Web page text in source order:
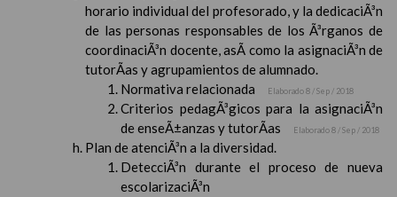
horario individual del profesorado, y la dedicaciÃ³n
de las personas responsables de los Ã³rganos de
coordinaciÃ³n docente, asÃ­ como la asignaciÃ³n de
tutorÃ­as y agrupamientos de alumnado.
Normativa relacionada
Elaborado 8 / Sep / 2018
Criterios pedagÃ³gicos para la asignaciÃ³n
de enseÃ±anzas y tutorÃ­as
Elaborado 8 / Sep / 2018
Plan de atenciÃ³n a la diversidad.
DetecciÃ³n durante el proceso de nueva
escolarizaciÃ³n